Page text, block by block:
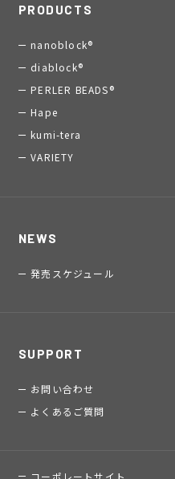
PRODUCTS
nanoblock®
diablock®
PERLER BEADS®
Hape
kumi-tera
VARIETY
NEWS
発売スケジュール
SUPPORT
お問い合わせ
よくあるご質問
コーポレートサイト